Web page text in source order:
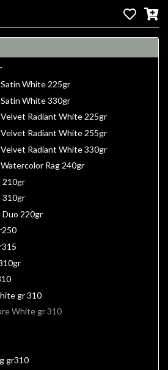
White 225gr
White 330gr
Radiant White 225gr
Radiant White 255gr
Radiant White 330gr
Rag 240gr
210gr
310gr
Duo 220gr
gr 310
White gr 310
gr310